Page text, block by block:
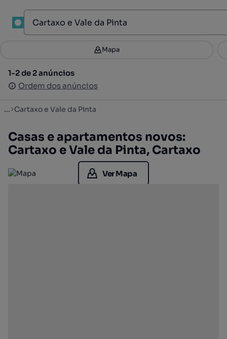
Filtros 2
1-2 de 2 anúncios
Ordem dos anúncios
Mapa
1-2 de 2 anúncios
Ordem dos anúncios
... Cartaxo e Vale da Pinta
Casas e apartamentos novos:
Cartaxo e Vale da Pinta, Cartaxo
Ver Mapa